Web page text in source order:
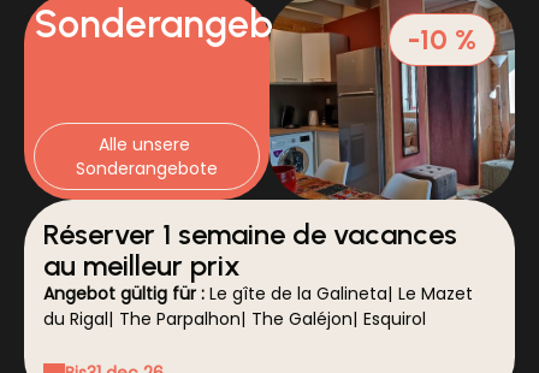
Sonderangebote
Alle unsere
Sonderangebote
-10 %
Réserver 1 semaine de vacances
au meilleur prix
Angebot gültig für : Le gîte de la Galineta| Le Mazet
du Rigal| The Parpalhon| The Galéjon| Esquirol